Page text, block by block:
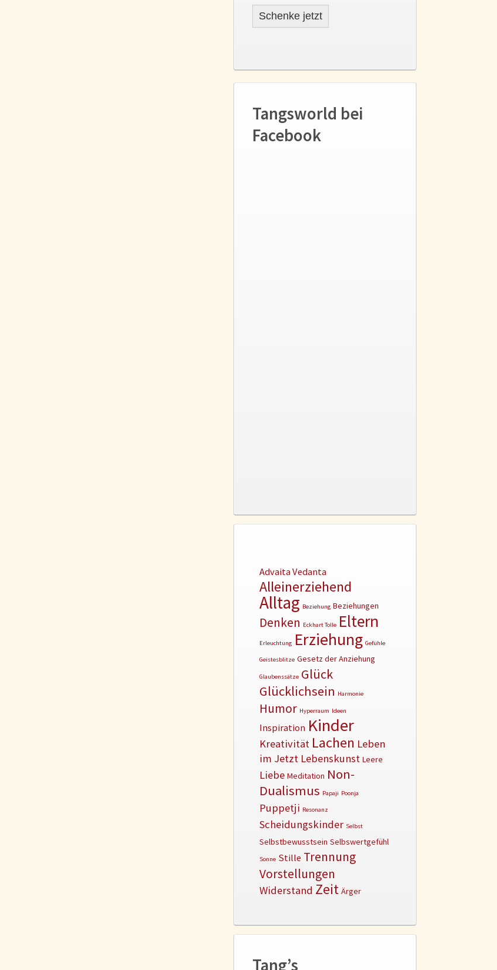
Schenke jetzt
Tangsworld bei
Facebook
Advaita Vedanta
Alleinerziehend
Alltag Beziehung Beziehungen
Denken Eckhart Tolle Eltern
Erleuchtung Erziehung Gefühle
Geistesblitze Gesetz der Anziehung
Glaubenssätze Glück
Glücklichsein Harmonie
Humor Hyperraum Ideen
Inspiration Kinder
Kreativität Lachen Leben
im Jetzt Lebenskunst Leere
Liebe Meditation Non-
Dualismus Papaji Poonja
Puppetji Resonanz
Scheidungskinder Selbst
Selbstbewusstsein Selbswertgefühl
Sonne Stille Trennung
Vorstellungen
Widerstand Zeit Ärger
Tang’s